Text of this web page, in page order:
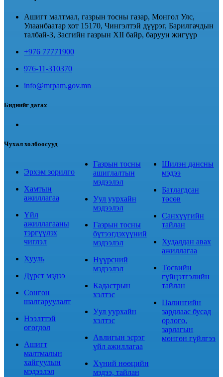
Ашигт малтмал, газрын тосны газар, Монгол Улс,
Улаанбаатар хот 15170, Чингэлтэй дүүрэг, Барилгачдын
талбай-3, Засгийн газрын XII байр, баруун жигүүр
+976 77771900
976-11-310370
info@mrpam.gov.mn
Биднийг дагах
Чухал холбоосууд
Эрхэм зорилго
Хамтын
ажиллагаа
Үйл
ажиллагааны
тэргүүлэх
чиглэл
Хууль
Дүрст мэдээ
Сонгон
шалгаруулалт
Нээлттэй
өгөгдөл
Ашигт
малтмалын
хайгуулын
мэдээлэл
Газрын тосны
ашиглалтын
мэдээлэл
Уул уурхайн
мэдээлэл
Газрын тосны
бүтээгдэхүүний
мэдээлэл
Нүүрсний
мэдээлэл
Кадастрын
хэлтэс
Уул уурхайн
хэлтэс
Авлигын эсрэг
үйл ажиллагаа
Хүний нөөцийн
мэдээ, тайлан
Шилэн дансны
мэдээ
Батлагдсан
төсөв
Санхүүгийн
тайлан
Худалдан авах
ажиллагаа
Төсвийн
гүйцэтгэлийн
тайлан
Цалингийн
зардлаас бусад
орлого,
зарлагын
мөнгөн гүйлгээ